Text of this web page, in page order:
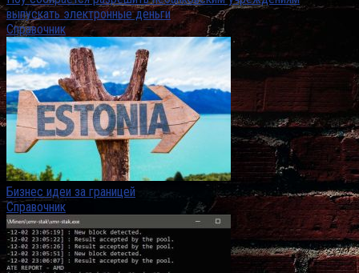
выпускать электронные деньги
Справочник
Бизнес идеи за границей
Справочник